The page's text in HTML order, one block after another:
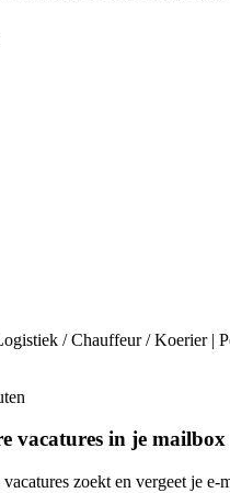
/ Chauffeur / Koerier |
vacatures in je mailbox
zoekt en vergeet je e-